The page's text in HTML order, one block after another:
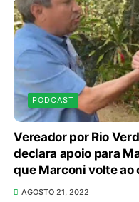
PODCAST
Vereador por Rio
declara apoio para
que Marconi volte ao
AGOSTO 21, 2022